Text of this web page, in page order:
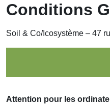
Conditions
Soil & Co/Icosystème – 47
Attention pour les